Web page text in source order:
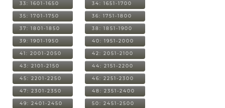
33: 1601-1650 34: 1651-1700
35: 1701-1750 36: 1751-1800
37: 1801-1850 38: 1851-1900
39: 1901-1950 40: 1951-2000
41: 2001-2050 42: 2051-2100
43: 2101-2150 44: 2151-2200
45: 2201-2250 46: 2251-2300
47: 2301-2350 48: 2351-2400
49: 2401-2450 50: 2451-2500